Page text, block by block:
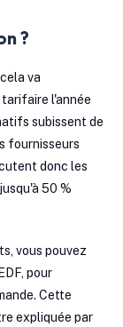
?
va
l'année
subissent de
fournisseurs
donc les
50 %
vous pouvez
pour
Cette
expliquée par